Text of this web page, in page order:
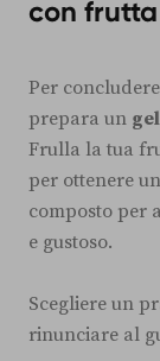
con
Per
prepara un
Frulla la tua
per ottenere
composto per
e gustoso.
Scegliere un
rinunciare al